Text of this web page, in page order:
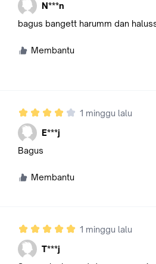
N***n
bagus bangett harumm dan
Membantu
1 minggu lalu
E***j
Bagus
Membantu
1 minggu lalu
T***j